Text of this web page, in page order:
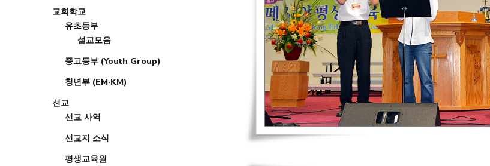
교회학교
유초등부
설교모음
중고등부 (Youth Group)
청년부 (EM·KM)
선교
선교 사역
선교지 소식
평생교육원